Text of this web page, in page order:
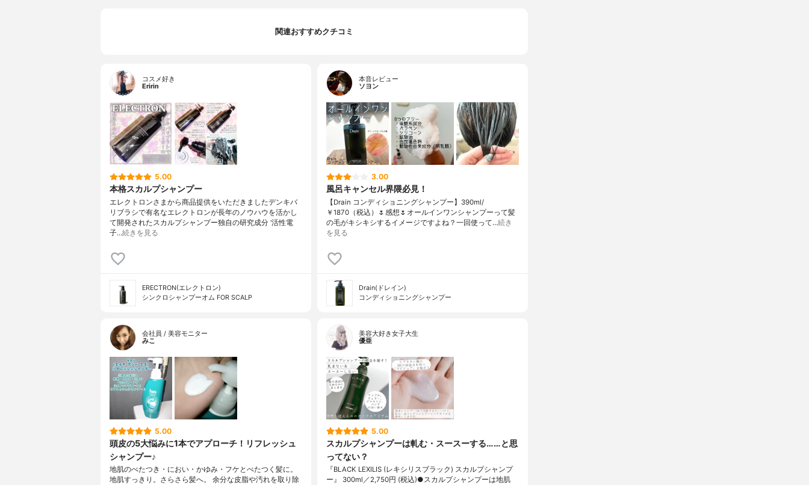
関連おすすめクチコミ
コスメ好き
Eririn
5.00
本格スカルプシャンプー
エレクトロンさまから商品提供をいただきましたデンキバ
リブラシで有名なエレクトロンが長年のノウハウを活かし
て開発されたスカルプシャンプー独自の研究成分 ‘活性電
子…続きを見る
ERECTRON(エレクトロン)
シンクロシャンプーオム FOR SCALP
本音レビュー
ソヨン
3.00
風呂キャンセル界隈必見！
【Drain コンディショニングシャンプー】390ml/
￥1870（税込）🌷感想🌷オールインワンシャンプーって髪
の毛がキシキシするイメージですよね？一回使って…続き
を見る
Drain(ドレイン)
コンディショニングシャンプー
会社員 / 美容モニター
みこ
5.00
頭皮の5大悩みに1本でアプローチ！リフレッシュ
シャンプー♪
地肌のべたつき・におい・かゆみ・フケとべたつく髪に。
地肌すっきり。さらさら髪へ。 余分な皮脂や汚れを取り除
美容大好き女子大生
優亜
5.00
スカルプシャンプーは軋む・スースーする……と思
ってない？
『BLACK LEXILIS (レキシリスブラック) スカルプシャンプ
ー』 300ml／2,750円 (税込)●スカルプシャンプーは地肌